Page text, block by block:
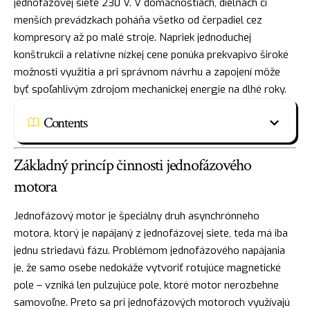
menších prevádzkach poháňa všetko od čerpadiel cez
kompresory až po malé stroje. Napriek jednoduchej
konštrukcii a relatívne nízkej cene ponúka prekvapivo široké
možnosti využitia a pri správnom návrhu a zapojení môže
byť spoľahlivým zdrojom mechanickej energie na dlhé roky.
Contents
Základný princíp činnosti jednofázového
motora
Jednofázový motor je špeciálny druh asynchrónneho
motora, ktorý je napájaný z jednofázovej siete, teda má iba
jednu striedavú fázu. Problémom jednofázového napájania
je, že samo osebe nedokáže vytvoriť rotujúce magnetické
pole – vzniká len pulzujúce pole, ktoré motor nerozbehne
samovoľne. Preto sa pri jednofázových motoroch využívajú